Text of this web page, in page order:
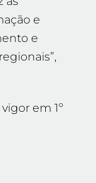
e
e
em 1º